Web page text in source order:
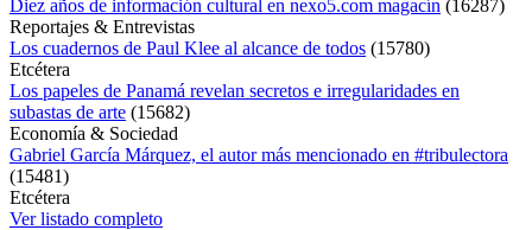
Diez años de información cultural en nexo5.com magacín (16287)
Reportajes & Entrevistas
Los cuadernos de Paul Klee al alcance de todos (15780)
Etcétera
Los papeles de Panamá revelan secretos e irregularidades en
subastas de arte (15682)
Economía & Sociedad
Gabriel García Márquez, el autor más mencionado en #tribulectora
(15481)
Etcétera
Ver listado completo